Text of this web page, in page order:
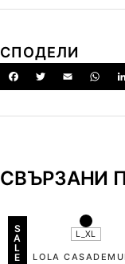
СПОДЕЛИ
СВЪРЗАНИ
S
A
L
E
L_XL
LOLA